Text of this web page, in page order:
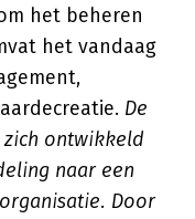
het beheren
het vandaag
De
ontwikkeld
naar een
Door